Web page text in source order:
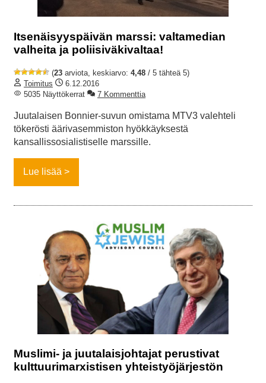
Itsenäisyyspäivän marssi: valtamedian
valheita ja poliisiväkivaltaa!
(23 arviota, keskiarvo: 4,48 / 5 tähteä 5)
Toimitus
6.12.2016
5035 Näyttökerrat
7 Kommenttia
Juutalaisen Bonnier-suvun omistama MTV3 valehteli
tökerösti äärivasemmiston hyökkäyksestä
kansallissosialistiselle marssille.
Lue lisää
Muslimi- ja juutalaisjohtajat perustivat
kulttuurimarxistisen yhteistyöjärjestön